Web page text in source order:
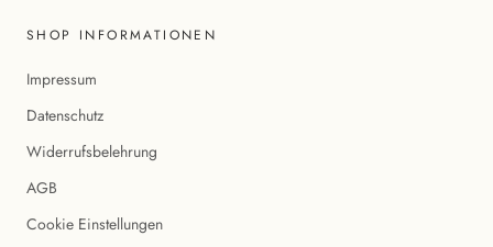
SHOP INFORMATIONEN
Impressum
Datenschutz
Widerrufsbelehrung
AGB
Cookie Einstellungen